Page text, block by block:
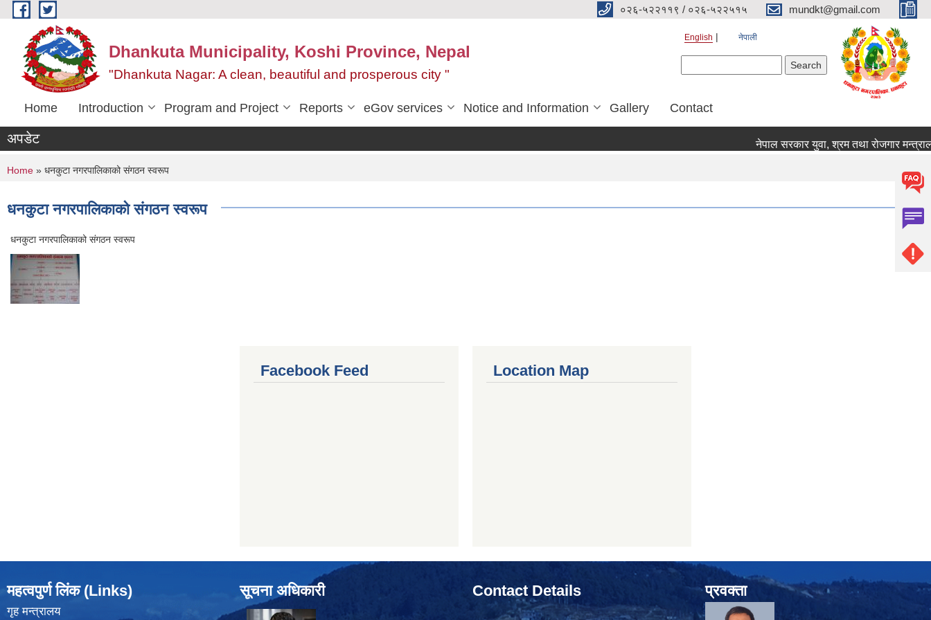
Skip to main content ०२६-५२२११९ / ०२६-५२२५१५ mundkt@gmail.com
Dhankuta Municipality, Koshi Province, Nepal
"Dhankuta Nagar: A clean, beautiful and prosperous city "
English नेपाली
Home Introduction Program and Project Reports eGov services Notice and Information Gallery Contact
अपडेट नेपाल सरकार युवा, श्रम तथा रोजगार
You are here
Home » धनकुटा नगरपालिकाको संगठन स्वरूप
धनकुटा नगरपालिकाको संगठन स्वरूप
धनकुटा नगरपालिकाको संगठन स्वरूप
Facebook Feed Location Map
महत्वपुर्ण लिंक (Links)
गृह मन्त्रालय
सूचना अधिकारी Contact Details प्रवक्ता